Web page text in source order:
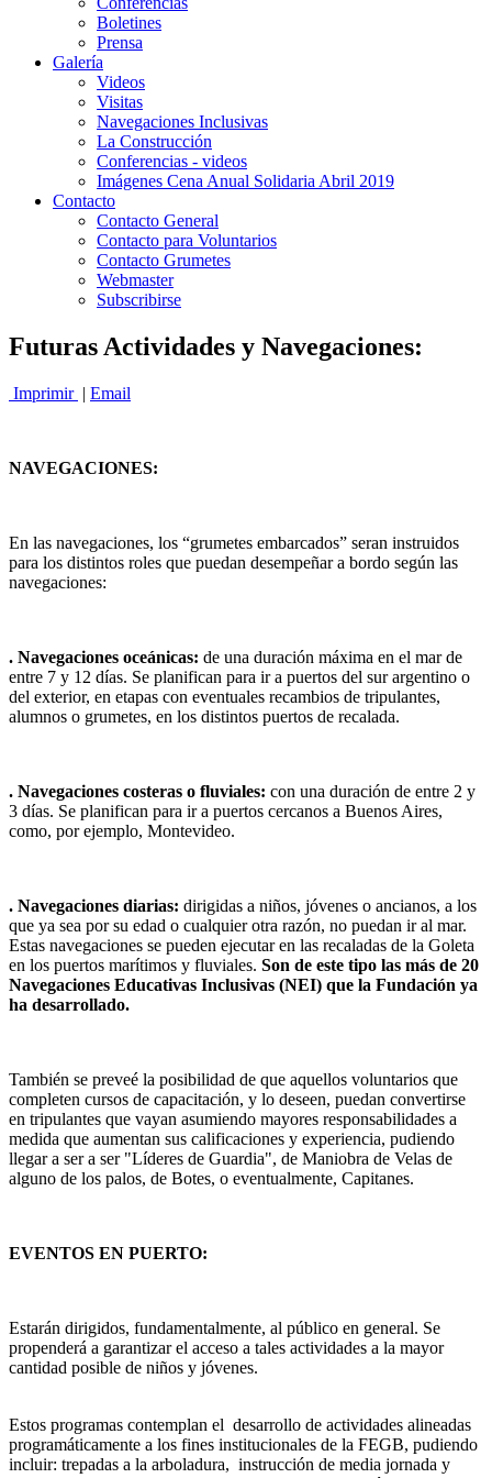
Boletines
Prensa
Galería
Videos
Visitas
Navegaciones Inclusivas
La Construcción
Conferencias - videos
Imágenes Cena Anual Solidaria Abril 2019
Contacto
Contacto General
Contacto para Voluntarios
Contacto Grumetes
Webmaster
Subscribirse
Futuras Actividades y Navegaciones:
Imprimir | Email
NAVEGACIONES:
En las navegaciones, los “grumetes embarcados” seran instruidos
para los distintos roles que puedan desempeñar a bordo según las
navegaciones:
. Navegaciones oceánicas: de una duración máxima en el mar de
entre 7 y 12 días. Se planifican para ir a puertos del sur argentino o
del exterior, en etapas con eventuales recambios de tripulantes,
alumnos o grumetes, en los distintos puertos de recalada.
. Navegaciones costeras o fluviales: con una duración de entre 2 y
3 días. Se planifican para ir a puertos cercanos a Buenos Aires,
como, por ejemplo, Montevideo.
. Navegaciones diarias: dirigidas a niños, jóvenes o ancianos, a los
que ya sea por su edad o cualquier otra razón, no puedan ir al mar.
Estas navegaciones se pueden ejecutar en las recaladas de la Goleta
en los puertos marítimos y fluviales. Son de este tipo las más de 20
Navegaciones Educativas Inclusivas (NEI) que la Fundación ya
ha desarrollado.
También se preveé la posibilidad de que aquellos voluntarios que
completen cursos de capacitación, y lo deseen, puedan convertirse
en tripulantes que vayan asumiendo mayores responsabilidades a
medida que aumentan sus calificaciones y experiencia, pudiendo
llegar a ser a ser "Líderes de Guardia", de Maniobra de Velas de
alguno de los palos, de Botes, o eventualmente, Capitanes.
EVENTOS EN PUERTO:
Estarán dirigidos, fundamentalmente, al público en general. Se
propenderá a garantizar el acceso a tales actividades a la mayor
cantidad posible de niños y jóvenes.
Estos programas contemplan el desarrollo de actividades alineadas
programáticamente a los fines institucionales de la FEGB, pudiendo
incluir: trepadas a la arboladura, instrucción de media jornada y